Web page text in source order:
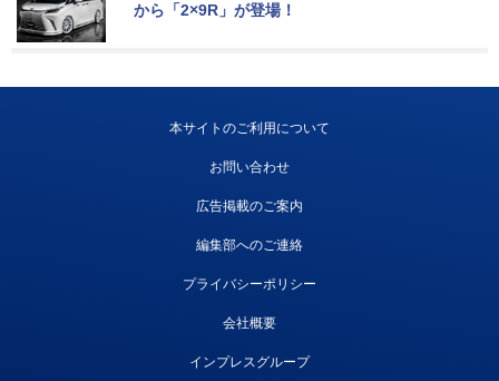
から「2×9R」が登場！
本サイトのご利用について
お問い合わせ
広告掲載のご案内
編集部へのご連絡
プライバシーポリシー
会社概要
インプレスグループ